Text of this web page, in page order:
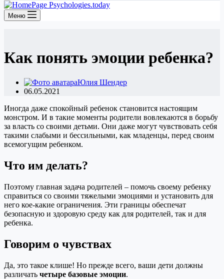
Меню
Как понять эмоции ребенка?
Юлия Шендер
06.05.2021
Иногда даже спокойный ребенок становится настоящим
монстром. И в такие моменты родители вовлекаются в борьбу
за власть со своими детьми. Они даже могут чувствовать себя
такими слабыми и бессильными, как младенцы, перед своим
всемогущим ребенком.
Что им делать?
Поэтому главная задача родителей – помочь своему ребенку
справиться со своими тяжелыми эмоциями и установить для
него кое-какие ограничения. Эти границы обеспечат
безопасную и здоровую среду как для родителей, так и для
ребенка.
Говорим о чувствах
Да, это такое клише! Но прежде всего, ваши дети должны
различать четыре базовые эмоции.